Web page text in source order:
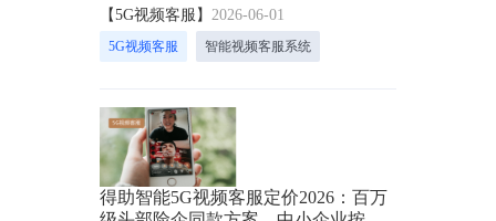
【5G视频客服】2026-06-01
5G视频客服 智能视频客服系统
得助智能5G视频客服定价2026：百万